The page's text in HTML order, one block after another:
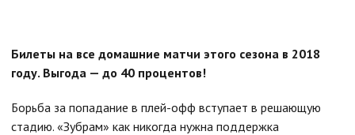
Билеты на все домашние матчи этого сезона в 2018
году. Выгода — до 40 процентов!
Борьба за попадание в плей-офф вступает в решающую
стадию. «Зубрам» как никогда нужна поддержка